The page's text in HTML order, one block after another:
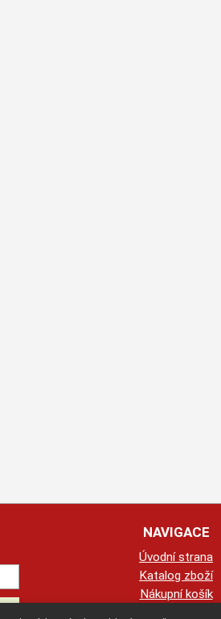
NAVIGACE
Úvodní strana
Katalog zboží
Nákupní košík